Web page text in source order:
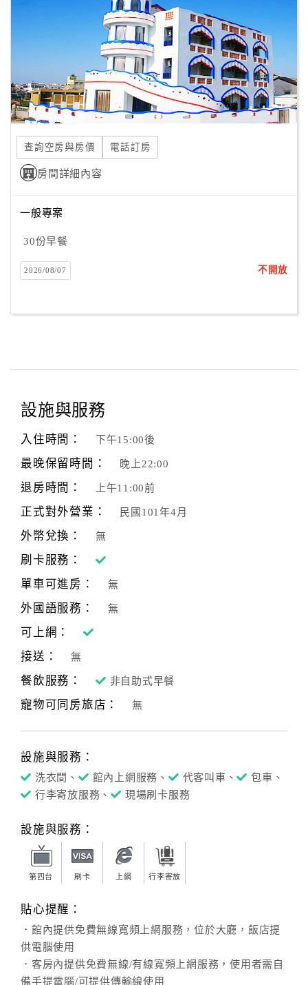
查詢空房與房價 電話訂房
房間詳細內容
一般專案
30份早餐
2026/08/07 不開放
設施與服務
入住時間： 下午15:00後
最晚保留時間： 晚上22:00
退房時間： 上午11:00前
正式對外營業： 民國101年4月
外幣兌換： 無
刷卡服務：
單車可進房：
無
外國語服務： 無
可上網：
接送：
無
餐飲服務： 非自助式早餐
寵物可同房旅店： 無
設施與服務：
洗衣間、 館內上網服務、 代客叫車、
包車、
行李寄放服務、
現場刷卡服務
設施與服務：
第四台 刷卡 上網 行李寄放
貼心提醒：
．館內提供免費無線寬頻上網服務，位於大廳，飯店提
供電腦使用
．客房內提供免費無線/有線寬頻上網服務，使用者需自
備手提電腦/可提供傳輸線使用